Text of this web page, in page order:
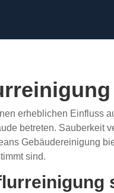
erheblichen Einfluss
betreten. Sauberkeit
Gebäudereinigung
sind.